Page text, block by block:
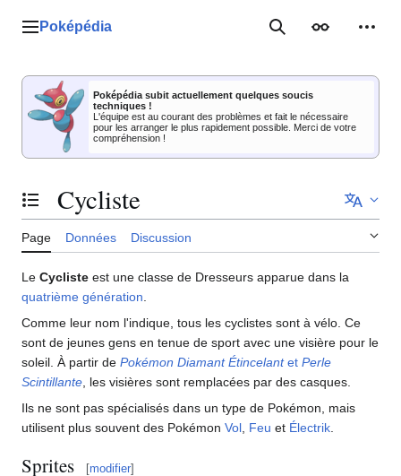
Menu principal
Poképédia RechercherApparence
Poképédia subit actuellement quelques soucis
techniques !
L'équipe est au courant des problèmes et fait le nécessaire
pour les arranger le plus rapidement possible. Merci de votre
compréhension !
Basculer la table des matières
Cycliste
Page Données Discussion
Le Cycliste est une classe de Dresseurs apparue dans la
quatrième génération
Comme leur nom l'indique, tous les cyclistes sont à vélo. Ce
sont de jeunes gens en tenue de sport avec une visière pour le
soleil. À partir de Pokémon Diamant Étincelantet Perle
Scintillante , les visières sont remplacées par des casques.
Ils ne sont pas spécialisés dans un type de Pokémon, mais
utilisent plus souvent des Pokémon Vol Feu et Électrik
Sprites [modifier]